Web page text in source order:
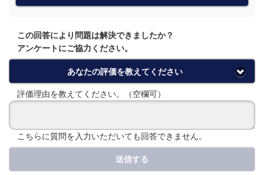
この回答により問題は解決できましたか？
アンケートにご協力ください。
あなたの評価を教えてください
評価理由を教えてください。（空欄可）
こちらに質問を入力いただいても回答できません。
送信する